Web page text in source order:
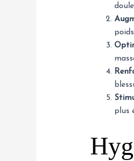
plus